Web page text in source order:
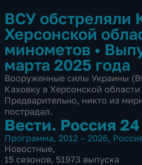
ВСУ обстреляли
Херсонской
минометов •
марта 2025 года
Вооруженные силы Украины
Каховку в Херсонской
Предварительно, никто из
пострадал.
Вести. Россия 24
Программа, 2012 – 2026,
Новостные,
15 сезонов, 51973 выпуска